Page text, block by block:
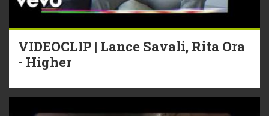
VIDEOCLIP | Lance Savali, Rita Ora
- Higher